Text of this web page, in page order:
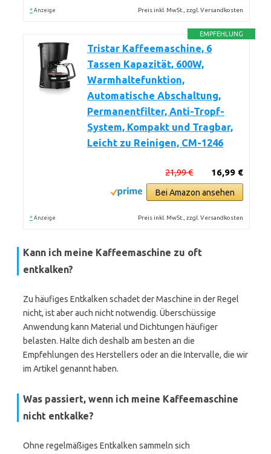
* Anzeige Preis inkl. MwSt., zzgl. Versandkosten
EMPFEHLUNG
Tristar Kaffeemaschine, 6
Tassen Kapazität, 600W,
Warmhaltefunktion,
Automatische Abschaltung,
Permanentfilter, Anti-Tropf-
System, Kompakt und Tragbar,
Leicht zu Reinigen, CM-1246
16,99 €
21,99 €
Bei Amazon ansehen
* Anzeige Preis inkl. MwSt., zzgl. Versandkosten
Kann ich meine Kaffeemaschine zu oft
entkalken?
Zu häufiges Entkalken schadet der Maschine in der Regel
nicht, ist aber auch nicht notwendig. Überschüssige
Anwendung kann Material und Dichtungen häufiger
belasten. Halte dich deshalb am besten an die
Empfehlungen des Herstellers oder an die Intervalle, die wir
im Artikel genannt haben.
Was passiert, wenn ich meine Kaffeemaschine
nicht entkalke?
Ohne regelmäßiges Entkalken sammeln sich